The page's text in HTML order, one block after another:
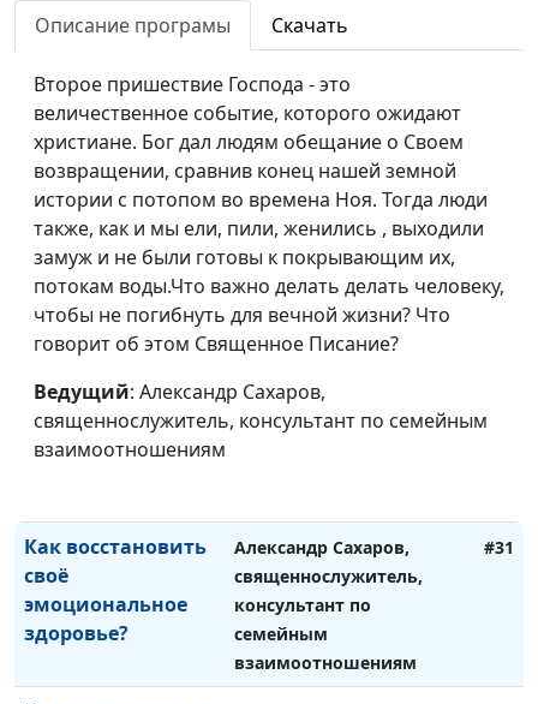
Описание програмы Скачать
Второе пришествие Господа - это
величественное событие, которого ожидают
христиане. Бог дал людям обещание о Своем
возвращении, сравнив конец нашей земной
истории с потопом во времена Ноя. Тогда люди
также, как и мы ели, пили, женились , выходили
замуж и не были готовы к покрывающим их,
потокам воды.Что важно делать делать человеку,
чтобы не погибнуть для вечной жизни? Что
говорит об этом Священное Писание?
Ведущий: Александр Сахаров,
священнослужитель, консультант по семейным
взаимоотношениям
Как духовность
помогает в
Александр Сахаров,
священнослужитель,
#32
Как восстановить
своё
эмоциональное
здоровье?
Александр Сахаров,
священнослужитель,
консультант по
семейным
взаимоотношениям
#31